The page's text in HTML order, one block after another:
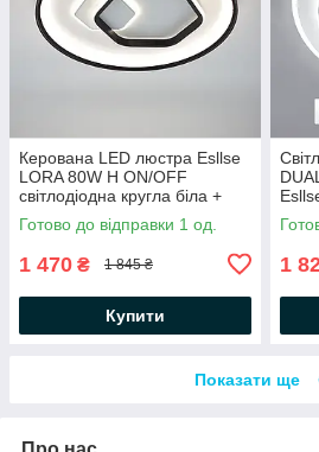
Керована LED люстра Esllse
LORA 80W H ON/OFF
світлодіодна кругла біла +
чорна Ø480×65мм
Готово до відправки 1 од.
1 470 ₴ 1 845 ₴
Купити
ON/
1
Показати ще